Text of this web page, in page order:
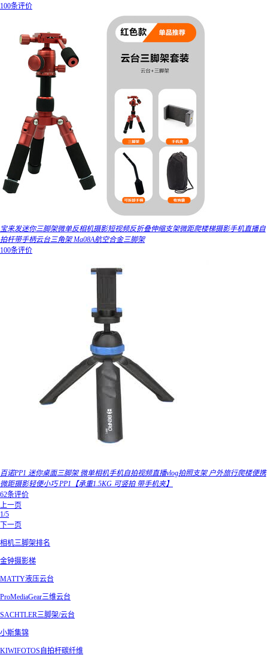
100条评价
宝来发迷你三脚架微单反相机摄影短视频反折叠伸缩支架微距爬楼梯摄影手机直播自
拍杆带手柄云台三角架 Ma08A航空合金三脚架
100条评价
百诺PP1 迷你桌面三脚架 微单相机手机自拍视频直播vlog拍照支架 户外旅行爬楼便携
微距摄影轻便小巧 PP1【承重1.5KG 可竖拍 带手机夹】
62条评价
上一页
1/5
下一页
相机三脚架排名
金钟摄影梯
MATTY液压云台
ProMediaGear三维云台
SACHTLER三脚架/云台
小斯集锦
KIWIFOTOS自拍杆碳纤维